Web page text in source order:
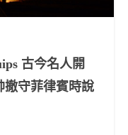
古今名人開
撤守菲律賓時說